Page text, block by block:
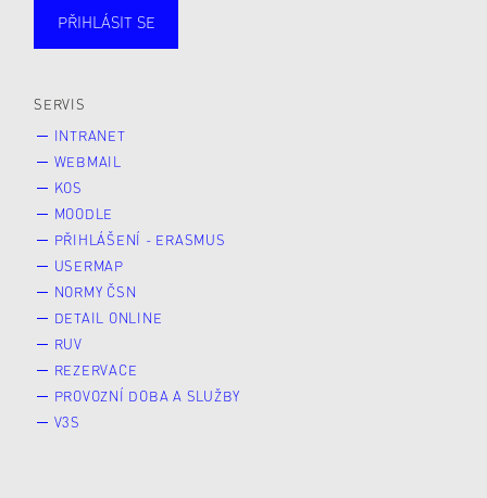
PŘIHLÁSIT SE
SERVIS
INTRANET
WEBMAIL
KOS
MOODLE
PŘIHLÁŠENÍ - ERASMUS
USERMAP
NORMY ČSN
DETAIL ONLINE
RUV
REZERVACE
PROVOZNÍ DOBA A SLUŽBY
V3S